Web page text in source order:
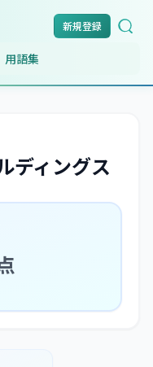
新規登録
用語集
ディングス